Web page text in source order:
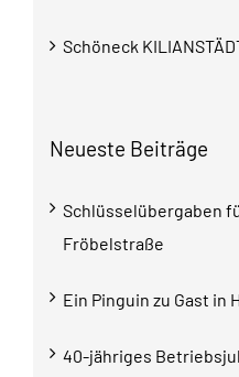
Schöneck
Neueste Beiträge
Schlüsselübergaben
Fröbelstraße
Ein Pinguin zu Gast in
40-jähriges